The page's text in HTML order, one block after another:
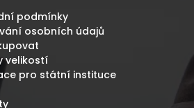
podmínky
osobních údajů
velikostí
pro státní instituce